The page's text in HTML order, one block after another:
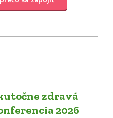
zdravá
2026